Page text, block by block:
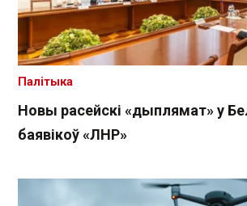
Новы расейскі «дыплямат» у
баявікоў «ЛНР»
Палітыка